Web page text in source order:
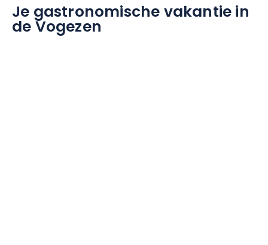
Je gastronomische vakantie in
de Vogezen